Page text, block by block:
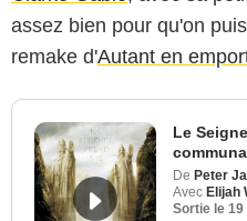
assez bien pour qu'on
remake d'Autant en
Le
De Peter
Avec Elijah
Sortie le